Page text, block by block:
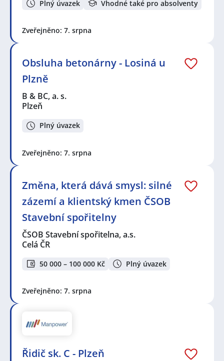
Plný úvazek Vhodné také pro absolventy
Zveřejněno: 7. srpna
Obsluha betonárny - Losiná u
Plzně
B & BC, a. s.
Plzeň
Plný úvazek
Zveřejněno: 7. srpna
Změna, která dává smysl: silné
zázemí a klientský kmen ČSOB
Stavební spořitelny
ČSOB Stavební spořitelna, a.s.
Celá ČR
50 000 – 100 000 Kč Plný úvazek
Zveřejněno: 7. srpna
Řidič sk. C - Plzeň